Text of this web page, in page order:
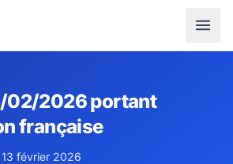
02/2026 portant
française
février 2026